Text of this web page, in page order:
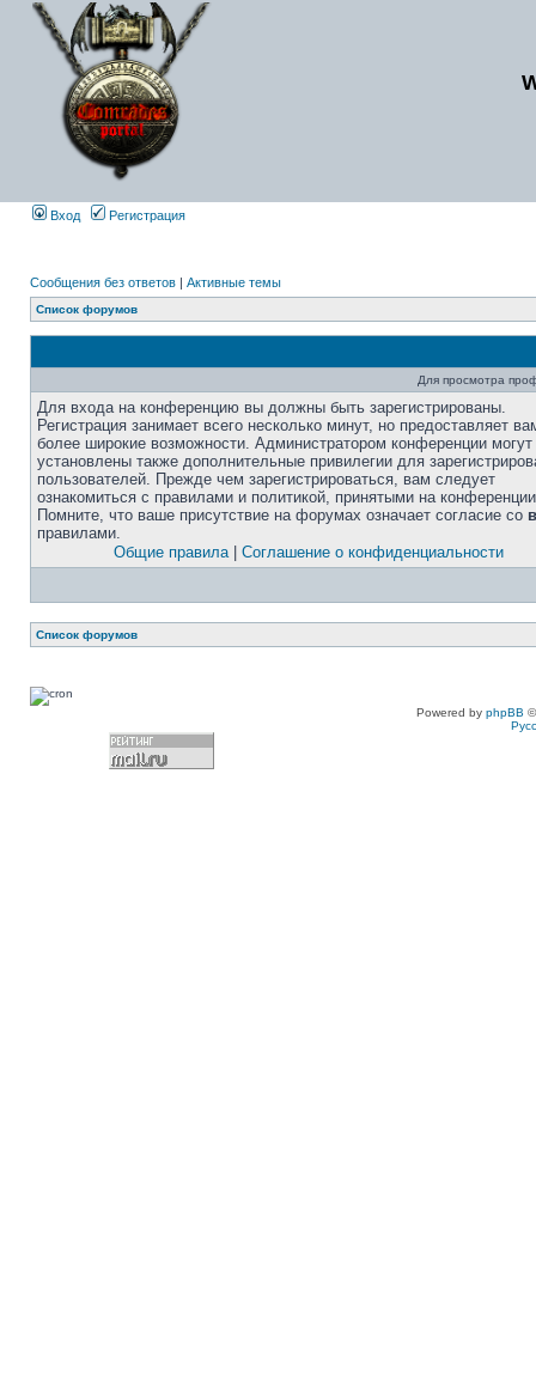
Вход Регистрация
Сообщения без ответов | Активные темы
Список форумов
Для просмотра
Для входа на конференцию вы должны быть зарегистрированы.
Регистрация занимает всего несколько минут, но предоставляет
более широкие возможности. Администратором конференции
установлены также дополнительные привилегии для
пользователей. Прежде чем зарегистрироваться, вам следует
ознакомиться с правилами и политикой, принятыми на
Помните, что ваше присутствие на форумах означает согласие со
правилами.
Общие правила| Соглашение о конфиденциальности
Список форумов
Powered by phpBB